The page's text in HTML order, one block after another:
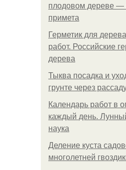
плодовом дереве —
примета
Герметик для
работ. Российские
дерева
Тыква посадка и
грунте через
Календарь работ в
каждый день.
наука
Деление куста
многолетней